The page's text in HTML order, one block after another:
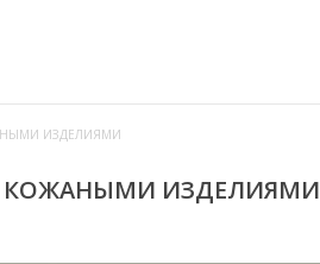
ИЗДЕЛИЯМИ
КОЖАНЫМИ ИЗДЕЛИЯМИ